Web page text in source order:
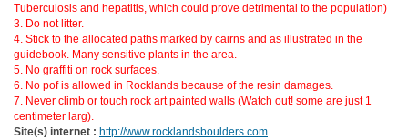
Tuberculosis and hepatitis, which could prove detrimental to the population)
3. Do not litter.
4. Stick to the allocated paths marked by cairns and as illustrated in the
guidebook. Many sensitive plants in the area.
5. No graffiti on rock surfaces.
6. No pof is allowed in Rocklands because of the resin damages.
7. Never climb or touch rock art painted walls (Watch out! some are just 1
centimeter larg).
Site(s) internet : http://www.rocklandsboulders.com